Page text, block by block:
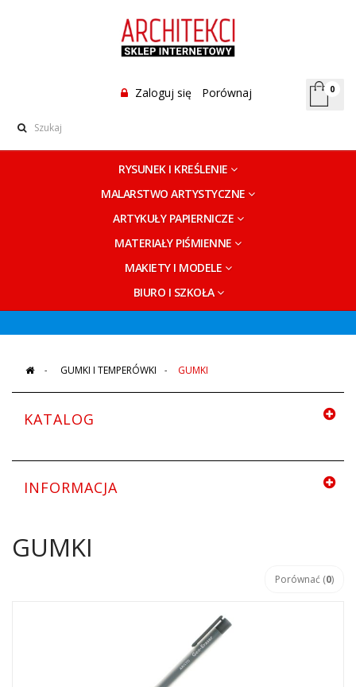
Zaloguj się Porównaj 0
RYSUNEK I KREŚLENIE
MALARSTWO ARTYSTYCZNE
ARTYKUŁY PAPIERNICZE
MATERIAŁY PIŚMIENNE
MAKIETY I MODELE
BIURO I SZKOŁA
> GUMKI I TEMPERÓWKI > GUMKI
KATALOG
INFORMACJA
GUMKI
Porównać (0)